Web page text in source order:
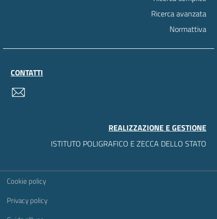
Ricerca avanzata
Normattiva
CONTATTI
REALIZZAZIONE E GESTIONE
ISTITUTO POLIGRAFICO E ZECCA DELLO STATO
Sezione Link Utili
Cookie policy
Privacy policy